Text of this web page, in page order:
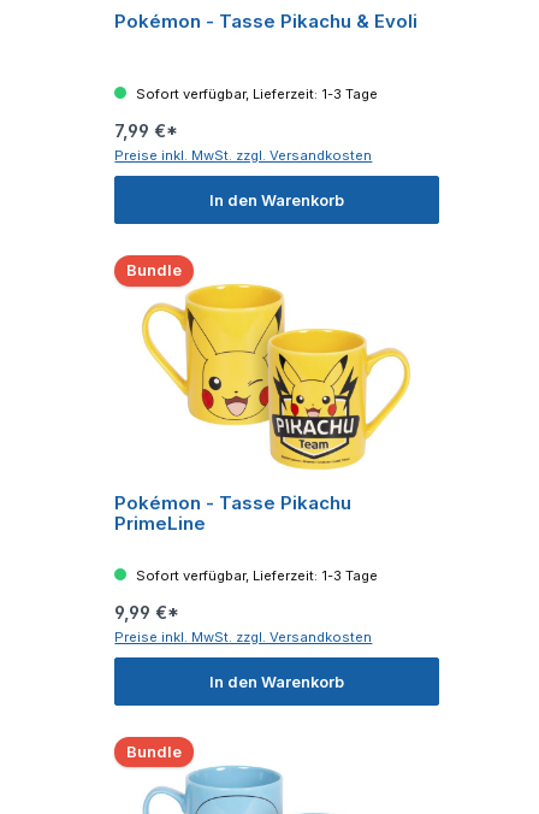
Pokémon - Tasse Pikachu & Evoli
Sofort verfügbar, Lieferzeit: 1-3 Tage
7,99 €*
Preise inkl. MwSt. zzgl. Versandkosten
In den Warenkorb
Bundle
Pokémon - Tasse Pikachu
PrimeLine
Sofort verfügbar, Lieferzeit: 1-3 Tage
9,99 €*
Preise inkl. MwSt. zzgl. Versandkosten
In den Warenkorb
Bundle